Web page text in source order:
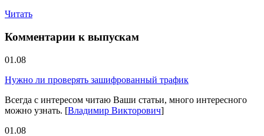
Читать
Комментарии к выпускам
01.08
Нужно ли проверять зашифрованный трафик
Всегда с интересом читаю Ваши статьи, много интересного
можно узнать. [Владимир Викторович]
01.08